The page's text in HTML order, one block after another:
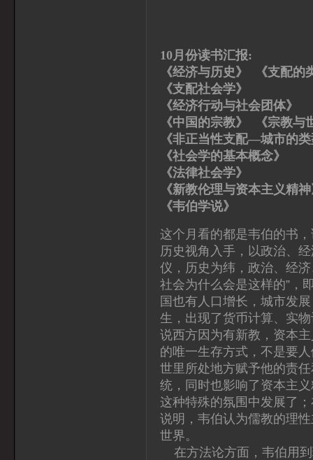
10月份读书汇报:
《经济与历史》 《支配
《支配社会学》
《经济行动与社会团
《中国的宗教》 《宗教
《非正当性支配—城市
《社会学的基本概
《法律社会学》
《新教伦理与资本主
《韦伯学说》 顾
这个月看的都是韦伯的书
历史视角入手，以政治、
仪，历史为纬，政治、经
社会为什么会是这样的”，
国也有人口增长，城市发
生，出现了货币计算、实
说西方因为有新教，资本
的唯一生存方式，不是要
世里所处地方赋予他的责
统，同时也影响了资本主
这种特殊的氛围中发展了
说明，韦伯认为儒教的理
世界。
在方法论方面，韦伯用到